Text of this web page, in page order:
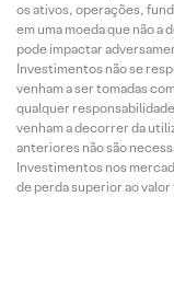
os ativos, operações,
em uma moeda que não a
pode impactar
Investimentos não se
venham a ser tomadas
qualquer
venham a decorrer da
anteriores não são
Investimentos nos
de perda superior ao